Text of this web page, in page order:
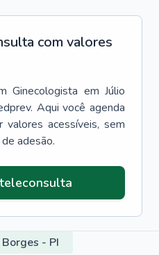
com valores
Ginecologista em Júlio
Aqui você agenda
acessíveis, sem
adesão.
- PI